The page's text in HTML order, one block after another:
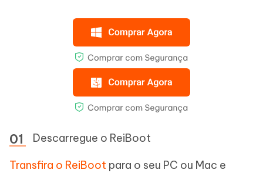
Descarregue o ReiBoot
Transfira o ReiBoot para o seu PC ou Mac e